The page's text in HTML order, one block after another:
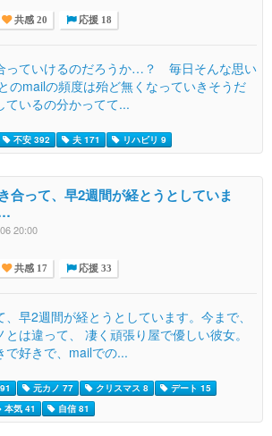
共感 20 応援 18
っていけるのだろうか…？ 毎日そんな思い
のmailの頻度は殆ど無くなっていきそうだ
ているの分かってて...
不安 392 夫 171 リハビリ 9
合って、早2週間が経とうとしていま
20:00
共感 17 応援 33
早2週間が経とうとしています。今まで、
は違って、 凄く頑張り屋で優しい彼女。
で好きで、mailでの...
元カノ 77 クリスマス 8
デート 15
本気 41 自信 81